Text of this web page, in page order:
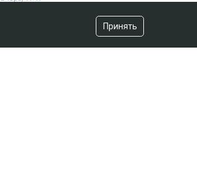
Казахстанец пожаловался
Жапарову после остановки на
Принять